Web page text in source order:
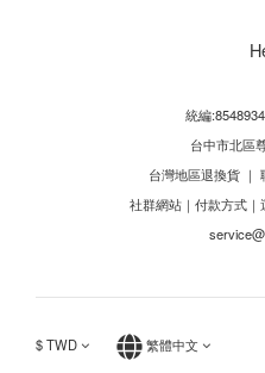
統編
台中市北區
台灣地區退換貨 ｜
社群網站｜ 付款方式｜
$TWD 繁體中文